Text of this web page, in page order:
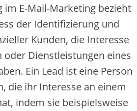
im E-Mail-Marketing bezieht
der Identifizierung und
Kunden, die Interesse
oder Dienstleistungen eines
Ein Lead ist eine Person
die ihr Interesse an einem
indem sie beispielsweise